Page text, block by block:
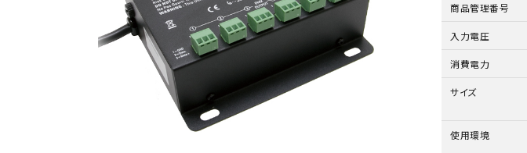
052-694-1313
営 - 10:00～19:00（平日）
商品管理番号
入力電圧
消費電力
サイズ
使用環境